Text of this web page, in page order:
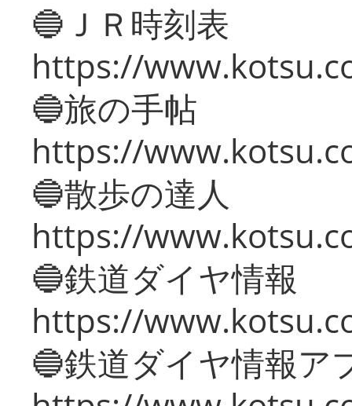
🔵ＪＲ時刻表
https://
🔵旅の手帖
https://
🔵散歩の達人
https://
🔵鉄道ダイヤ情報
https://
🔵鉄道ダイヤ情報ア